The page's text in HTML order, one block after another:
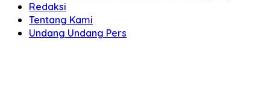
Redaksi
Tentang Kami
Undang Undang Pers